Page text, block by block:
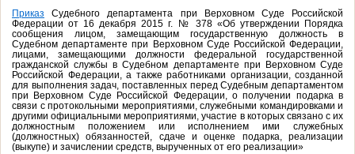
Приказ Судебного департамента при Верховном Суде Российской
Федерации от 16 декабря 2015 г. № 378 «Об утверждении Порядка
сообщения лицом, замещающим государственную должность в
Судебном департаменте при Верховном Суде Российской Федерации,
лицами, замещающими должности федеральной государственной
гражданской службы в Судебном департаменте при Верховном Суде
Российской Федерации, а также работниками организации, созданной
для выполнения задач, поставленных перед Судебным департаментом
при Верховном Суде Российской Федерации, о получении подарка в
связи с протокольными мероприятиями, служебными командировками и
другими официальными мероприятиями, участие в которых связано с их
должностным положением или исполнением ими служебных
(должностных) обязанностей, сдаче и оценке подарка, реализации
(выкупе) и зачислении средств, вырученных от его реализации»